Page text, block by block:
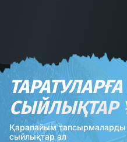
СЫЙЛЫҚТАР
Қарапайым
сыйлықтар ал